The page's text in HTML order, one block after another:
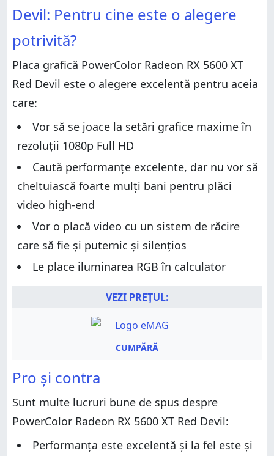
Verdict
Despachetarea PowerColor Radeon RX 5600 XT Red
Devil
Performanțe în jocuri și benchmark-uri
Aplicații incluse
Ce părere ai despre PowerColor Radeon RX 5600 XT
Red Devil?
Verdict
Despachetarea PowerColor Radeon RX 5600 XT Red
Specificații hardware și design
Performanțe în jocuri și benchmark-uri
Aplicații incluse
Ce părere ai despre PowerColor Radeon RX 5600 XT
Devil: Pentru cine este o alegere
potrivită?
Placa grafică PowerColor Radeon RX 5600 XT
Red Devil este o alegere excelentă pentru aceia
care:
Vor să se joace la setări grafice maxime în
rezoluții 1080p Full HD
Caută performanțe excelente, dar nu vor să
cheltuiască foarte mulți bani pentru plăci
video high-end
Vor o placă video cu un sistem de răcire
care să fie și puternic și silențios
Le place iluminarea RGB în calculator
VEZI PREȚUL:
CUMPĂRĂ
Pro și contra
Sunt multe lucruri bune de spus despre
PowerColor Radeon RX 5600 XT Red Devil:
Performanța este excelentă și la fel este și